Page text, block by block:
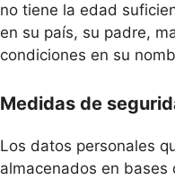
no tiene la edad
en su país, su padre,
condiciones en su
Medidas de
Los datos personales
almacenados en